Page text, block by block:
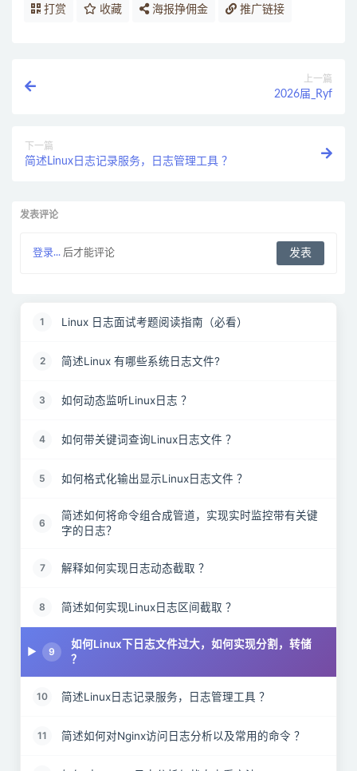
打赏 收藏 海报挣佣金 推广链接
上一篇
2026届_Ryf
下一篇
简述Linux日志记录服务，日志管理工具 ？
发表评论
登录... 后才能评论
1 Linux 日志面试考题阅读指南（必看）
2 简述Linux 有哪些系统日志文件?
3 如何动态监听Linux日志 ？
4 如何带关键词查询Linux日志文件 ？
5 如何格式化输出显示Linux日志文件 ？
6
简述如何将命令组合成管道，实现实时监控带有关键
字的日志？
7 解释如何实现日志动态截取 ？
8 简述如何实现Linux日志区间截取 ？
9
如何Linux下日志文件过大，如何实现分割，转储
？
10 简述Linux日志记录服务，日志管理工具 ？
11 简述如何对Nginx访问日志分析以及常用的命令 ？